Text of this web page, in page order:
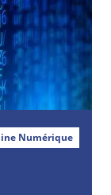
Numérique